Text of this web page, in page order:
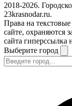
2018-2026.
23krasnodar.ru.
Права на
сайте, охраняются
сайта гиперссылка
Выберите город